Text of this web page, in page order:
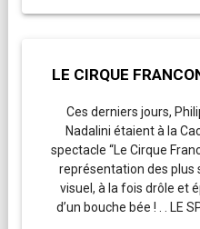
LE CIRQUE
Ces derniers jours,
Nadalini étaient à la
spectacle “Le Cirque
représentation des plus
visuel, à la fois drôle et
d’un bouche bée ! . . LE